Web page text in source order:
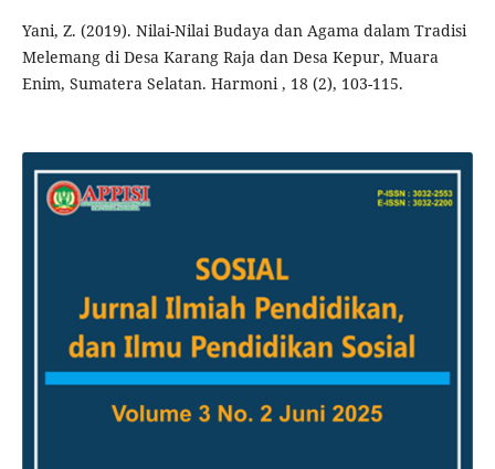
Yani, Z. (2019). Nilai-Nilai Budaya dan Agama dalam Tradisi
Melemang di Desa Karang Raja dan Desa Kepur, Muara
Enim, Sumatera Selatan. Harmoni , 18 (2), 103-115.